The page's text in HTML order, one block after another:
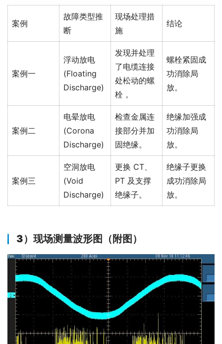
案例
故障类型推
断
现场处理措
施
结论
案例一
浮动放电
(Floating
Discharge)
发现并处理
了电缆连接
处松动的螺
栓 。
螺栓紧固成
功消除局
放。
案例二
电晕放电
(Corona
Discharge)
检查金属连
接部分并加
固绝缘。
绝缘加强成
功消除局
放。
案例三
空洞放电
(Void
Discharge)
更换 CT、
PT 及支撑
绝缘子。
绝缘子更换
成功消除局
放。
3）现场测量波形图（附图）